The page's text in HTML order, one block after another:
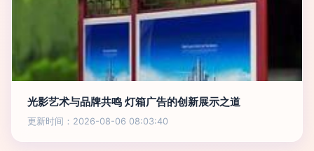
光影艺术与品牌共鸣 灯箱广告的创新展示之道
更新时间：2026-08-06 08:03:40